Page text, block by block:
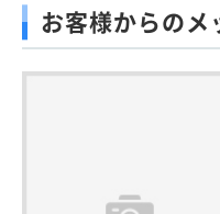
お客様からのメ